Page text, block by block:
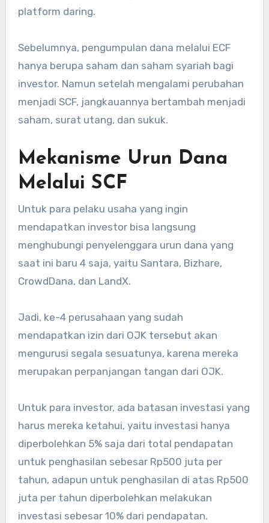
platform daring.
Sebelumnya, pengumpulan dana melalui ECF
hanya berupa saham dan saham syariah bagi
investor. Namun setelah mengalami perubahan
menjadi SCF, jangkauannya bertambah menjadi
saham, surat utang, dan sukuk.
Mekanisme Urun Dana
Melalui SCF
Untuk para pelaku usaha yang ingin
mendapatkan investor bisa langsung
menghubungi penyelenggara urun dana yang
saat ini baru 4 saja, yaitu Santara, Bizhare,
CrowdDana, dan LandX.
Jadi, ke-4 perusahaan yang sudah
mendapatkan izin dari OJK tersebut akan
mengurusi segala sesuatunya, karena mereka
merupakan perpanjangan tangan dari OJK.
Untuk para investor, ada batasan investasi yang
harus mereka ketahui, yaitu investasi hanya
diperbolehkan 5% saja dari total pendapatan
untuk penghasilan sebesar Rp500 juta per
tahun, adapun untuk penghasilan di atas Rp500
juta per tahun diperbolehkan melakukan
investasi sebesar 10% dari pendapatan.